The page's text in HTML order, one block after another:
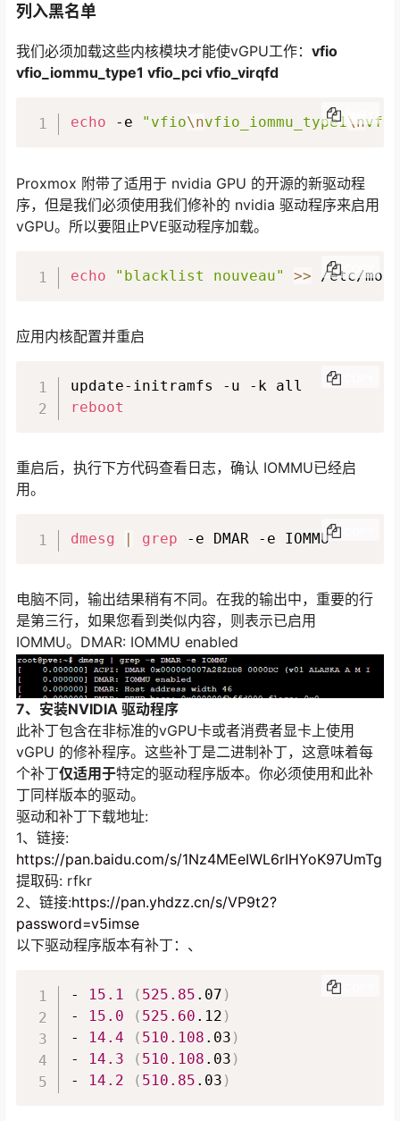
列入黑名单
我们必须加载这些内核模块才能使vGPU工作： vfio
vfio_iommu_type1 vfio_pci vfio_virqfd
echo -e "vfio\nvfio_iommu_type1\n
COPY
Proxmox 附带了适用于 nvidia GPU 的开源的新驱动程
序，但是我们必须使用我们修补的 nvidia 驱动程序来启用
vGPU。所以要阻止PVE驱动程序加载。
echo "blacklist nouveau" >> /etc/COPY
应用内核配置并重启
reboot
重启后，执行下方代码查看日志，确认 IOMMU已经启
用。
dmesg | grep -e DMAR -e IOMMU
电脑不同，输出结果稍有不同。在我的输出中，重要的行
是第三行，如果您看到类似内容，则表示已启用
IOMMU。DMAR: IOMMU enabled
7、安装NVIDIA 驱动程序
此补丁包含在非标准的vGPU卡或者消费者显卡上使用
vGPU 的修补程序。这些补丁是二进制补丁，这意味着每
个补丁仅适用于特定的驱动程序版本。你必须使用和此补
丁同样版本的驱动。
驱动和补丁下载地址:
1、链接:
https://pan.baidu.com/s/1Nz4MEeIWL6rIHYoK97UmTg
提取码: rfkr
2、链接:https://pan.yhdzz.cn/s/VP9t2?
password=v5imse
以下驱动程序版本有补丁：、
- 15.1 ( 525.85 .07 )
-
15.0 ( 525.60 .12 )
-
14.4 ( 510.108 .03 )
-
14.3 ( 510.108 .03 )
-
14.2 ( 510.85 .03 )